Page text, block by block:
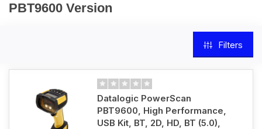
PBT9600 Version
Filters
Datalogic PowerScan
PBT9600, High Performance,
USB Kit, BT, 2D, HD, BT (5.0),